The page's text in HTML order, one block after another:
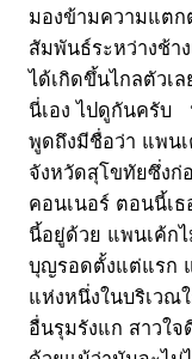
มองข้ามความแตก
สัมพันธ์ระหว่างช้า
ได้เกิดขึ้นไกลตัวเล
นี่เอง ไปดูกันครับ
พูดถึงมีชื่อว่า แพน
จังหวัดสุโขทัยซึ่งก่
คอนเนอร์ ตอนนี้เธ
นี้อยู่ด้วย แพนเค้ก
บุญรอดตั้งแต่แรก
แห่งหนึ่งในบริเวณ
อื่นรุมรังแก สาวใจ